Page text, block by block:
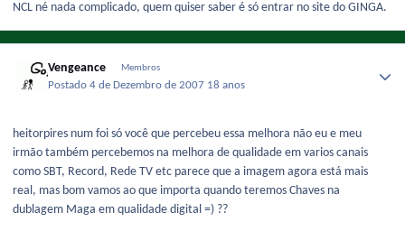
NCL né nada complicado, quem quiser saber é só entrar no site do GINGA.
Vengeance Membros
Postado4 de Dezembro de 2007 18 anos
heitorpires num foi só você que percebeu essa melhora não eu e meu
irmão também percebemos na melhora de qualidade em varios canais
como SBT, Record, Rede TV etc parece que a imagem agora está mais
real, mas bom vamos ao que importa quando teremos Chaves na
dublagem Maga em qualidade digital =) ??